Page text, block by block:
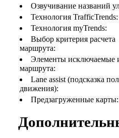
Озвучивание названий
Технология TrafficTrends:
Технология myTrends:
Выбор критерия расчета
маршрута:
Элементы исключаемые
маршрута:
Lane assist (подсказка
движения):
Предзагруженные карты: